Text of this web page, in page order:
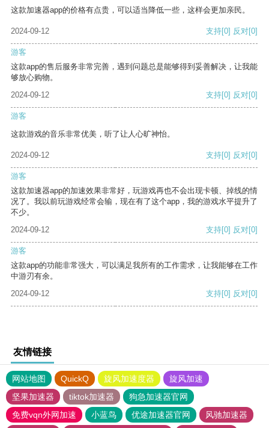
这款加速器app的价格有点贵，可以适当降低一些，这样会更加亲民。
2024-09-12 支持[0] 反对[0]
游客
这款app的售后服务非常完善，遇到问题总是能够得到妥善解决，让我能
够放心购物。
2024-09-12
支持[0] 反对[0]
游客
这款游戏的音乐非常优美，听了让人心旷神怡。
2024-09-12 支持[0] 反对[0]
游客
这款加速器app的加速效果非常好，玩游戏再也不会出现卡顿、掉线的情
况了。我以前玩游戏经常会输，现在有了这个app，我的游戏水平提升了
不少。
2024-09-12
支持[0] 反对[0]
游客
这款app的功能非常强大，可以满足我所有的工作需求，让我能够在工作
中游刃有余。
2024-09-12
支持[0] 反对[0]
友情链接
网站地图 QuickQ 旋风加速度器
旋风加速
坚果加速器
tiktok加速器
狗急加速器官网
免费vqn外网加速
小蓝鸟 优途加速器官网 风驰加速器